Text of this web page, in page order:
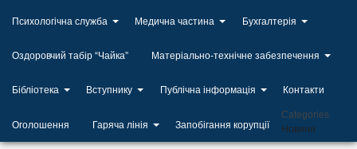
Психологічна служба Медична частина Бухгалтерія
Оздоровчий табір “Чайка” Матеріально-технічне забезпечення
Бібліотека Вступнику Публічна інформація Контакти
Оголошення Гаряча лінія Запобігання корупції
Categories
Новини